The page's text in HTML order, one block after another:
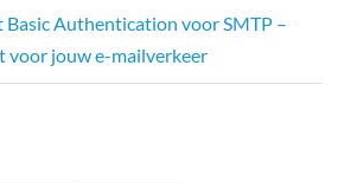
Authentication voor SMTP –
voor jouw e-mailverkeer